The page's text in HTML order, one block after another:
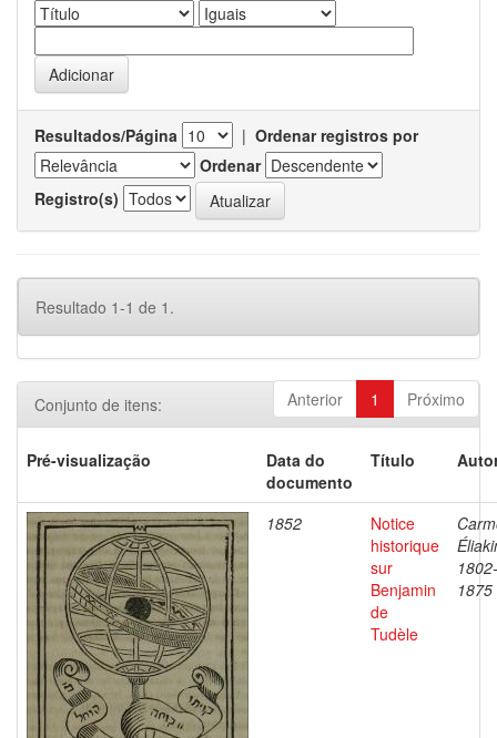
Resultados/Página | Ordenar registros por
Ordenar
Registro(s)
Resultado 1-1 de 1.
Anterior 1 Próximo
Conjunto de itens:
Pré-visualização
Data do
documento
Título
1852
Notice
historique
sur
Benjamin
de
Tudèle
1802-
1875